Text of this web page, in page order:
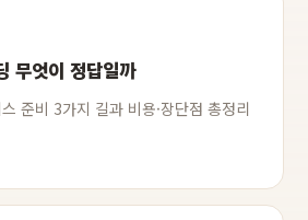
무엇이 정답일까
준비 3가지 길과 비용·장단점 총정리